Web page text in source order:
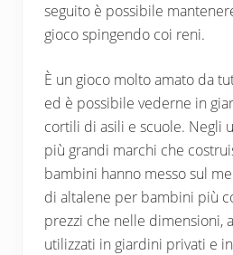
seguito è possibile
gioco spingendo coi reni.
È un gioco molto amato da
ed è possibile vederne in
cortili di asili e scuole. Negli
più grandi marchi che
bambini hanno messo sul
di altalene per bambini più
prezzi che nelle dimensioni,
utilizzati in giardini privati e